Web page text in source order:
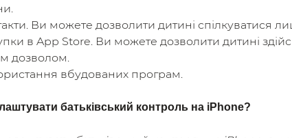
Ви можете дозволити дитині спілкуватися
в App Store. Ви можете дозволити дитині
дозволом.
вбудованих програм.
батьківський контроль на iPhone?